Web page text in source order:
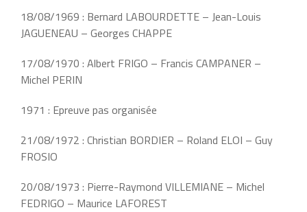
18/08/1969 : Bernard LABOURDETTE – Jean-Louis
JAGUENEAU – Georges CHAPPE
17/08/1970 : Albert FRIGO – Francis CAMPANER –
Michel PERIN
1971 : Epreuve pas organisée
21/08/1972 : Christian BORDIER – Roland ELOI – Guy
FROSIO
20/08/1973 : Pierre-Raymond VILLEMIANE – Michel
FEDRIGO – Maurice LAFOREST